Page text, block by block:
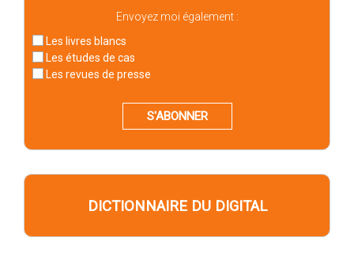
Envoyez moi également :
Les livres blancs
Les études de cas
Les revues de presse
S'ABONNER
DICTIONNAIRE DU DIGITAL